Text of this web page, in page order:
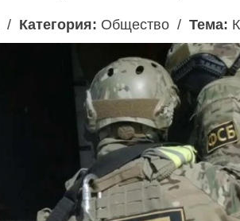
/ Категория: Общество / Тема: